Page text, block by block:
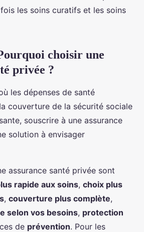
les soins curatifs et les soins
choisir une
privée ?
les dépenses de santé
couverture de la sécurité sociale
souscrire à une assurance
solution à envisager
assurance santé privée sont
rapide aux soins, choix plus
, couverture plus complète,
selon vos besoins, protection
de prévention. Pour les